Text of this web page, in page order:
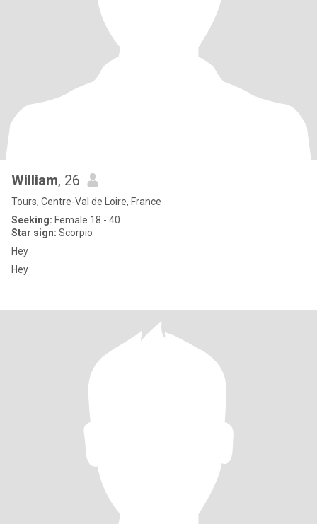
William, 26
Tours, Centre-Val de Loire, France
Seeking: Female 18 - 40
Star sign: Scorpio
Hey
Hey